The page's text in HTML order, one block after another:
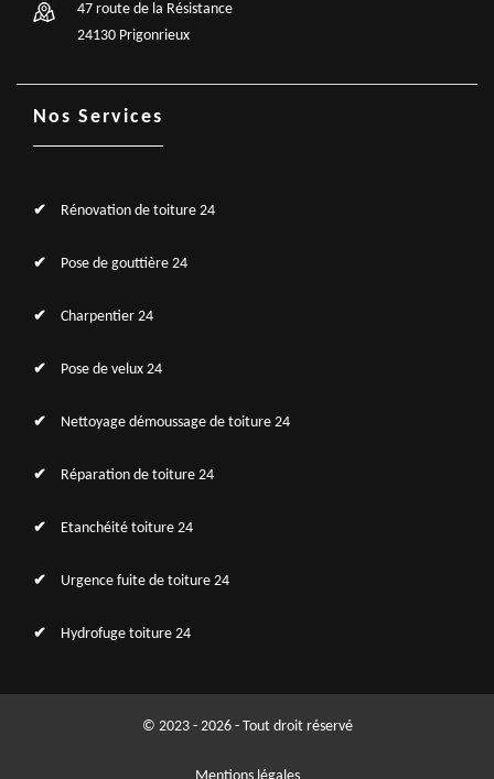
47 route de la Résistance
24130 Prigonrieux
Nos Services
Rénovation de toiture 24
Pose de gouttière 24
Charpentier 24
Pose de velux 24
Nettoyage démoussage de toiture 24
Réparation de toiture 24
Etanchéité toiture 24
Urgence fuite de toiture 24
Hydrofuge toiture 24
© 2023 - 2026 - Tout droit réservé